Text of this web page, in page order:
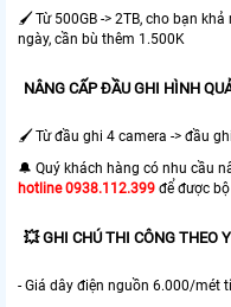
🖌 Từ 500GB -> 2TB, cho bạn
ngày, cần bù thêm 1.500K
NÂNG CẤP ĐẦU GHI HÌNH
🖌 Từ đầu ghi 4 camera -> đầu
🔔 Quý khách hàng có nhu cầu
hotline 0938.112.399 để được
💥 GHI CHÚ THI CÔNG THEO
- Giá dây điện nguồn 6.000/mét